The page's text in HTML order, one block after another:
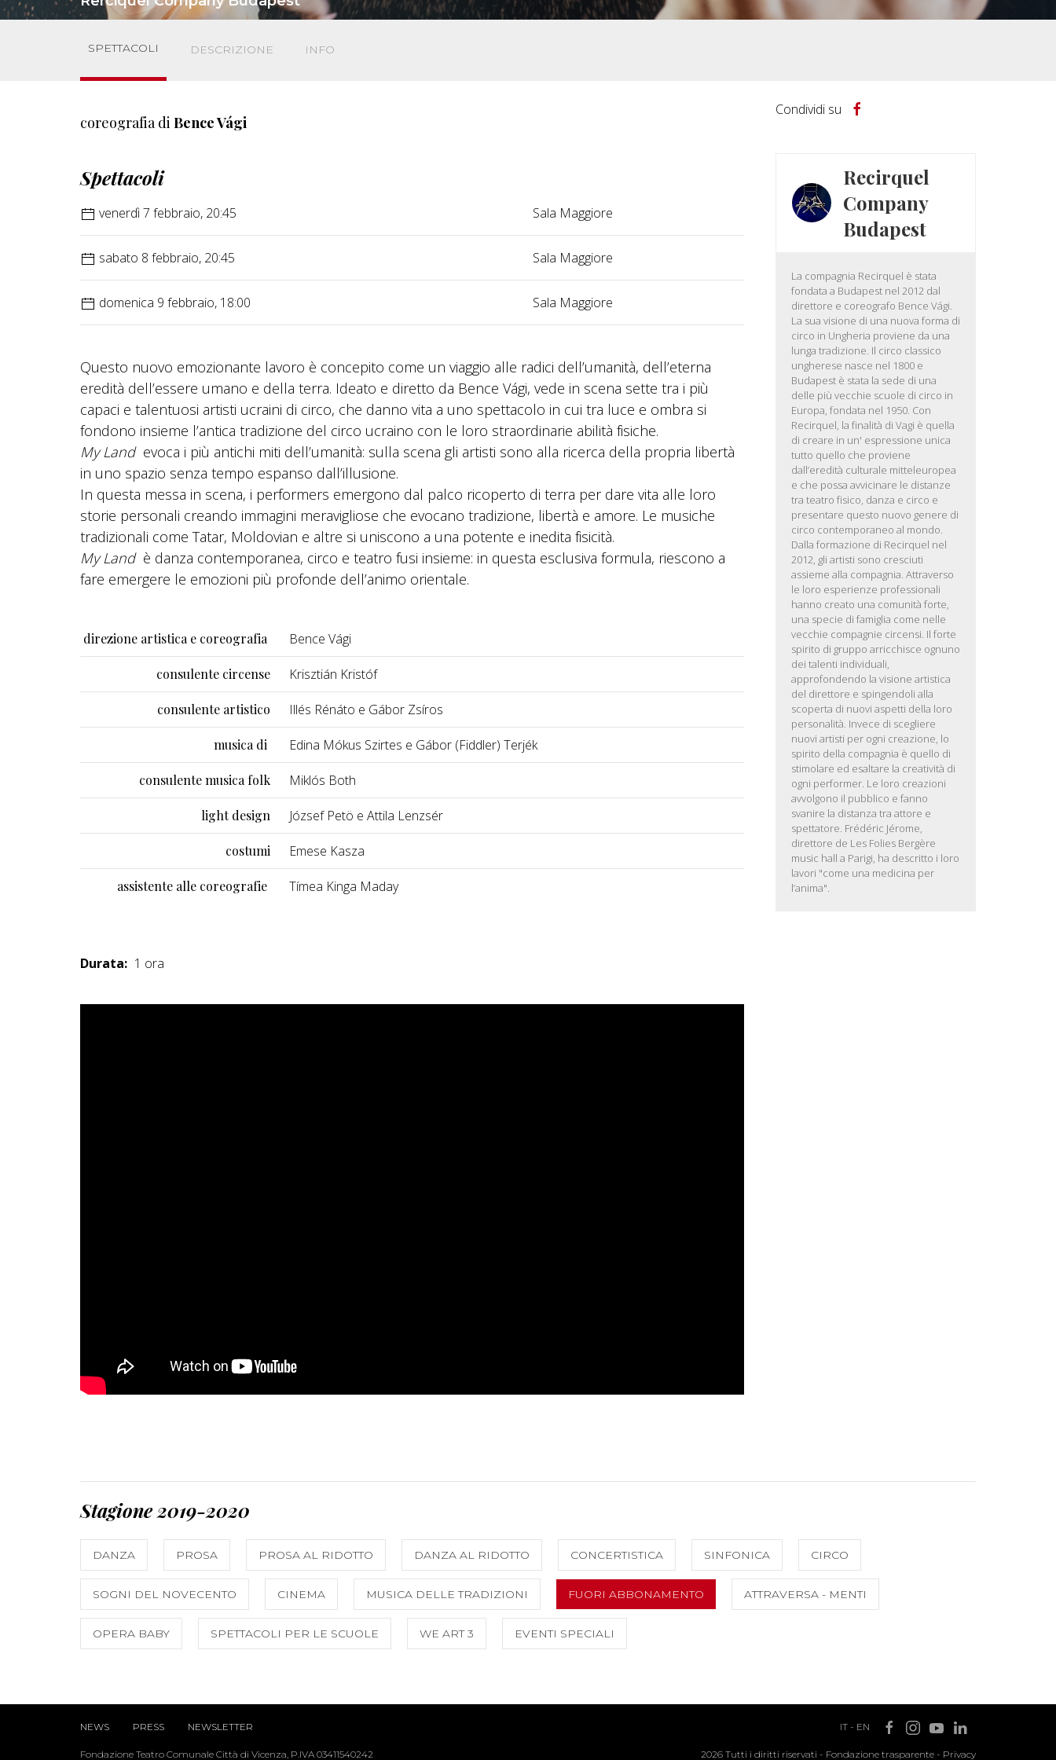
SPETTACOLI DESCRIZIONE INFO
coreografia di Bence Vági
Spettacoli
venerdì 7 febbraio, 20:45 Sala Maggiore
sabato 8 febbraio, 20:45 Sala Maggiore
domenica 9 febbraio, 18:00 Sala Maggiore
Questo nuovo emozionante lavoro è concepito come un viaggio alle radici dell’umanità, dell’eterna
eredità dell’essere umano e della terra. Ideato e diretto da Bence Vági, vede in scena sette tra i più
capaci e talentuosi artisti ucraini di circo, che danno vita a uno spettacolo in cui tra luce e ombra si
fondono insieme l’antica tradizione del circo ucraino con le loro straordinarie abilità fisiche.
My Land evoca i più antichi miti dell’umanità: sulla scena gli artisti sono alla ricerca della propria libertà
in uno spazio senza tempo espanso dall’illusione.
In questa messa in scena, i performers emergono dal palco ricoperto di terra per dare vita alle loro
storie personali creando immagini meravigliose che evocano tradizione, libertà e amore. Le musiche
tradizionali come Tatar, Moldovian e altre si uniscono a una potente e inedita fisicità.
My Land è danza contemporanea, circo e teatro fusi insieme: in questa esclusiva formula, riescono a
fare emergere le emozioni più profonde dell’animo orientale.
direzione artistica e coreografia Bence Vági
consulente circense Krisztián Kristóf
consulente artistico Illés Rénáto e Gábor Zsíros
musica di Edina Mókus Szirtes e Gábor (Fiddler) Terjék
consulente musica folk Miklós Both
light design József Petö e Attila Lenzsér
costumi Emese Kasza
assistente alle coreografie Tímea Kinga Maday
Durata: 1 ora
Condividi su
Recirquel
Company
Budapest
La compagnia Recirquel è stata
fondata a Budapest nel 2012 dal
direttore e coreografo Bence Vági.
La sua visione di una nuova forma di
circo in Ungheria proviene da una
lunga tradizione. Il circo classico
ungherese nasce nel 1800 e
Budapest è stata la sede di una
delle più vecchie scuole di circo in
Europa, fondata nel 1950. Con
Recirquel, la finalità di Vagi è quella
di creare in un' espressione unica
tutto quello che proviene
dall’eredità culturale mitteleuropea
e che possa avvicinare le distanze
tra teatro fisico, danza e circo e
presentare questo nuovo genere di
circo contemporaneo al mondo.
Dalla formazione di Recirquel nel
2012, gli artisti sono cresciuti
assieme alla compagnia. Attraverso
le loro esperienze professionali
hanno creato una comunità forte,
una specie di famiglia come nelle
vecchie compagnie circensi. Il forte
spirito di gruppo arricchisce ognuno
dei talenti individuali,
approfondendo la visione artistica
del direttore e spingendoli alla
scoperta di nuovi aspetti della loro
personalità. Invece di scegliere
nuovi artisti per ogni creazione, lo
spirito della compagnia è quello di
stimolare ed esaltare la creatività di
ogni performer. Le loro creazioni
avvolgono il pubblico e fanno
svanire la distanza tra attore e
spettatore. Frédéric Jérome,
direttore de Les Folies Bergère
music hall a Parigi, ha descritto i loro
lavori "come una medicina per
l’anima".
Stagione 2019-2020
DANZA PROSA PROSA AL RIDOTTO DANZA AL RIDOTTO CONCERTISTICA SINFONICA CIRCO
SOGNI DEL NOVECENTO CINEMA MUSICA DELLE TRADIZIONI FUORI ABBONAMENTO ATTRAVERSA - MENTI
OPERA BABY SPETTACOLI PER LE SCUOLE WE ART 3 EVENTI SPECIALI
NEWS PRESS NEWSLETTER IT - EN
Fondazione Teatro Comunale Città di Vicenza, P.IVA 03411540242 2026 Tutti i diritti riservati - Fondazione trasparente - Privacy